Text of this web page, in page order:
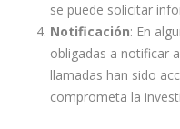
se puede solicitar
Notificación: En
obligadas a notificar
llamadas han sido
comprometa la